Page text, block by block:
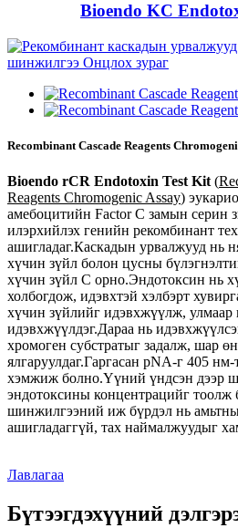
Bioendo KC
Recombinant Cascade Reagents
Bioendo rCR Endotoxin Test Kit(
Reagents Chromogenic Assay)
амебоцитийн Factor C замын серин
илэрхийлэх генийн рекомбинант
ашигладаг.Каскадын урвалжууд нь
хүчин зүйл болон цусны
хүчин зүйл С орно.Эндотоксин нь
холбогдож, идэвхтэй хэлбэрт
хүчин зүйлийг идэвхжүүлж,
идэвхжүүлдэг.Дараа нь
хромоген субстратыг задалж, шар
ялгаруулдаг.Гаргасан pNA-г 405
хэмжиж болно.Үүний үндсэн дээр
эндотоксины концентрацийг
шинжилгээний иж бүрдэл нь
ашигладаггүй, тах наймалжуудыг
Лавлагаа
Бүтээгдэхүүний